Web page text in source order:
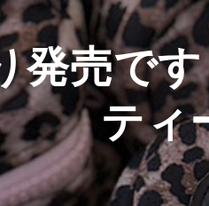
発売で
テ